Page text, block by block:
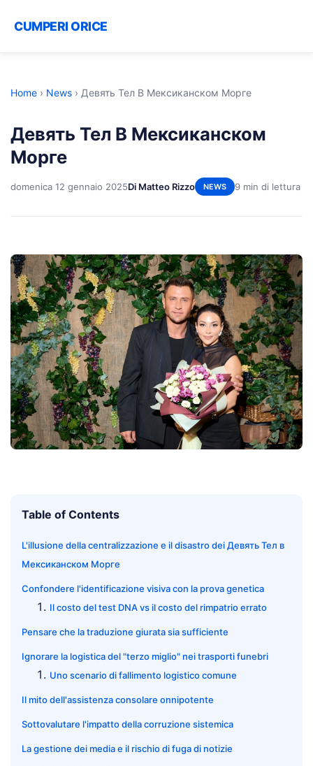
CUMPERI ORICE
Home › News › Девять Тел В Мексиканском Морге
Девять Тел В Мексиканском
Морге
domenica 12 gennaio 2025Di Matteo Rizzo NEWS 9 min di lettura
Table of Contents
L'illusione della centralizzazione e il disastro dei Девять Тел в
Мексиканском Морге
Confondere l'identificazione visiva con la prova genetica
Il costo del test DNA vs il costo del rimpatrio errato
Pensare che la traduzione giurata sia sufficiente
Ignorare la logistica del "terzo miglio" nei trasporti funebri
Uno scenario di fallimento logistico comune
Il mito dell'assistenza consolare onnipotente
Sottovalutare l'impatto della corruzione sistemica
La gestione dei media e il rischio di fuga di notizie